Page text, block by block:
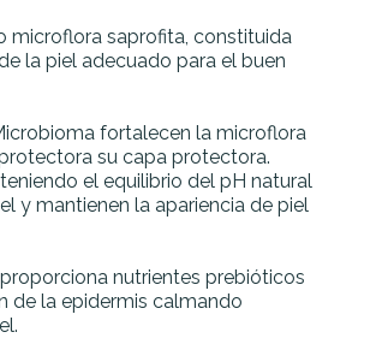
microflora saprofita, constituida
la piel adecuado para el buen
fortalecen la microflora
su capa protectora.
el equilibrio del pH natural
y mantienen la apariencia de piel
nutrientes prebióticos
de la epidermis calmando